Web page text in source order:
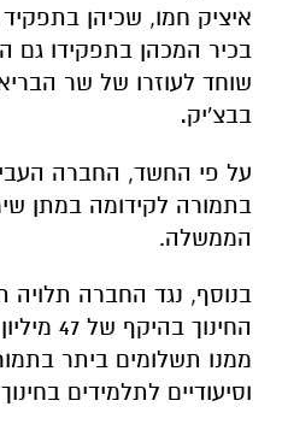
בכיר המכהן בתפקידו גם
שוחד לעוזרו של שר
בבצ'יק.
על פי החשד, החברה
בתמורה לקידומה במתן
הממשלה.
בנוסף, נגד החברה
החינוך
ממנו תשלומים ביתר
וסיעודיים לתלמידים